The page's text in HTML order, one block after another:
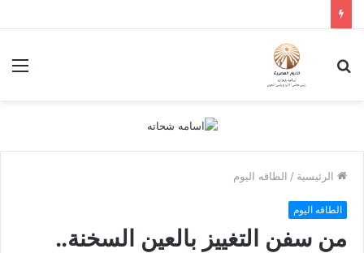
الرئيسية / الطاقه اليوم
الطاقه اليوم
من سفن التغييز بالعين السخنة..